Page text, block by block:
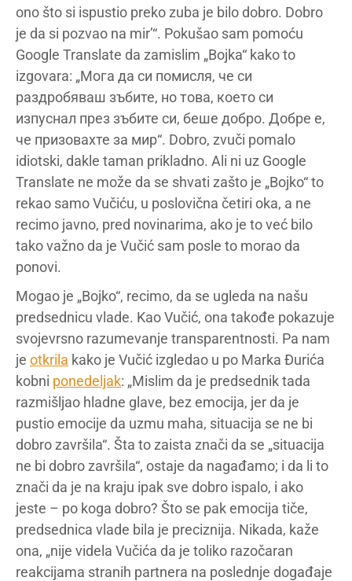
ono što si ispustio preko zuba je bilo dobro. Dobro
je da si pozvao na mir’“. Pokušao sam pomoću
Google Translate da zamislim „Bojka“ kako to
izgovara: „Мога да си помисля, че си
раздробяваш зъбите, но това, което си
изпуснал през зъбите си, беше добро. Добре е,
че призовахте за мир“. Dobro, zvuči pomalo
idiotski, dakle taman prikladno. Ali ni uz Google
Translate ne može da se shvati zašto je „Bojko“ to
rekao samo Vučiću, u poslovična četiri oka, a ne
recimo javno, pred novinarima, ako je to već bilo
tako važno da je Vučić sam posle to morao da
ponovi.
Mogao je „Bojko“, recimo, da se ugleda na našu
predsednicu vlade. Kao Vučić, ona takođe pokazuje
svojevrsno razumevanje transparentnosti. Pa nam
je otkrila kako je Vučić izgledao u po Marka Đurića
kobni ponedeljak: „Mislim da je predsednik tada
razmišljao hladne glave, bez emocija, jer da je
pustio emocije da uzmu maha, situacija se ne bi
dobro završila“. Šta to zaista znači da se „situacija
ne bi dobro završila“, ostaje da nagađamo; i da li to
znači da je na kraju ipak sve dobro ispalo, i ako
jeste – po koga dobro? Što se pak emocija tiče,
predsednica vlade bila je preciznija. Nikada, kaže
ona, „nije videla Vučića da je toliko razočaran
reakcijama stranih partnera na poslednje događaje